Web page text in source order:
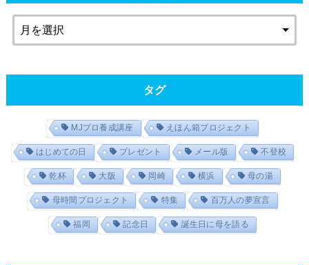
タグ
MJプロ養成講座 えほん箱プロジェクト
はじめての日 プレゼント メール版 不登校
乾杯 大阪 岡崎 横浜 母の湯
母時間プロジェクト 特集 百万人の夢宣言
福岡 記念日 誕生日に母を語る